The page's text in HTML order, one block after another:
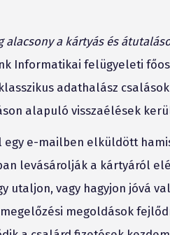
alacsony a kártyás és
Informatikai felügyeleti
adathalász
alapuló visszaélések
e-mailben elküldött
levásárolják a kártyáról
utaljon, vagy hagyjon jóvá
megoldások